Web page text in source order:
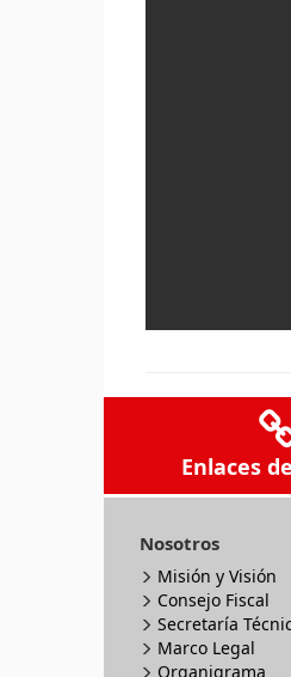
Enlaces
Nosotros
Misión y Visión
Consejo Fiscal
Secretaría
Marco Legal
Organigrama